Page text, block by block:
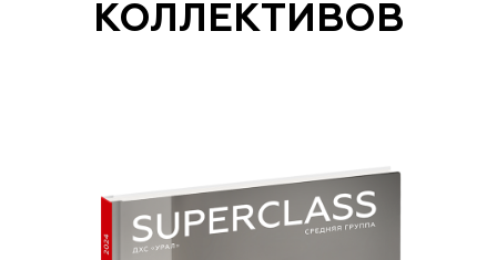
ПОЛЬЗОВАТЕЛЬСКОЕ СОГЛАШЕНИЕ
КОЛЛЕКТИВОВ